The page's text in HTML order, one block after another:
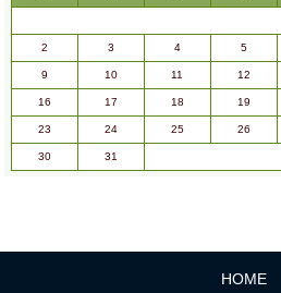
2 3 4 5
9 10 11 12
16 17 18 19
23 24 25 26
30 31
HOME